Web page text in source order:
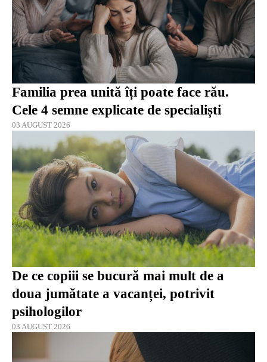
Familia prea unită îți poate face rău.
Cele 4 semne explicate de specialiști
03 AUGUST 2026
De ce copiii se bucură mai mult de a
doua jumătate a vacanței, potrivit
psihologilor
03 AUGUST 2026